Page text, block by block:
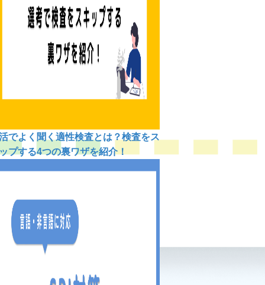
でよく聞く適性検査とは？検査をス
プする4つの裏ワザを紹介！